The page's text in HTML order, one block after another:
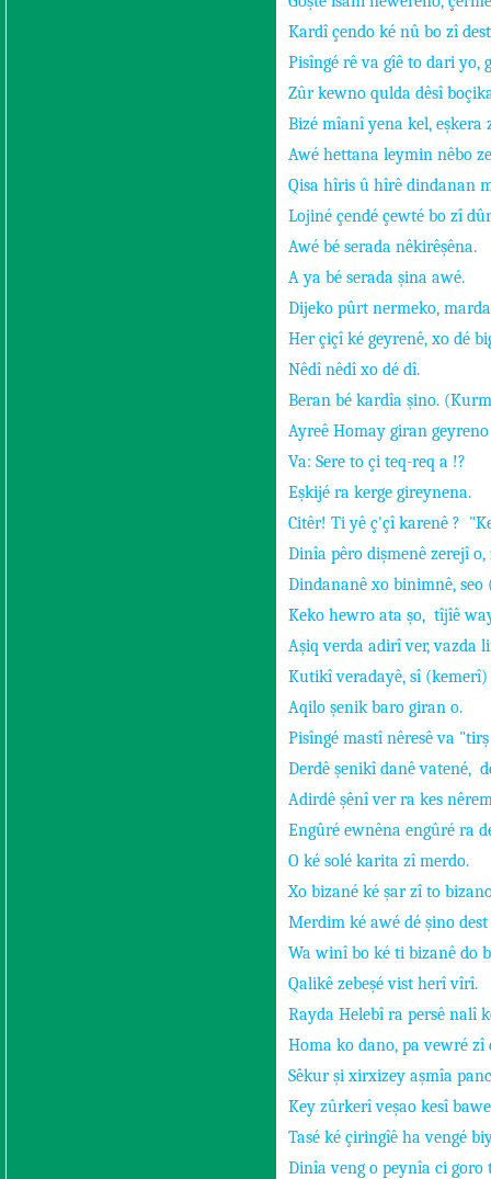
Kardî çendo ké nû bo zî
Pisîngé rê va gîê to dari yo,
Zûr kewno qulda dêsî
Bizé mîanî yena kel, eşkera
Awé hettana leymin nêbo
Qisa hîris û hîrê dindanan
Lojiné çendé çewté bo zî
Awé bé serada nêkirêşêna.
A ya bé serada şina awé.
Dijeko pûrt nermeko,
Her çiçî ké geyrenê, xo dé
Nêdî nêdî xo dé dî.
Beran bé kardîa şino.
Ayreê Homay giran
Va: Sere to çi teq-req a !?
Eşkijé ra kerge gireynena.
Citêr! Ti yê ç'çî karenê ?
Dinîa pêro dişmenê zerejî
Dindananê xo binimnê, seo
Keko hewro ata şo, tîjîê
Aşiq verda adirî ver, vazda
Kutikî veradayê, sî (kemerî)
Aqilo şenik baro giran o.
Pisîngé mastî nêresê va
Derdê şenikî danê vatené,
Adirdê şênî ver ra kes
Engûré ewnêna engûré ra
O ké solé karita zî merdo.
Xo bizané ké şar zî to
Merdim ké awé dé şino
Wa winî bo ké ti bizanê do
Qalikê zebeşé vist herî vîrî.
Rayda Helebî ra persê nalî
Homa ko dano, pa vewré zî
Sêkur şi xirxizey aşmîa
Key zûrkerî veşao kesî
Tasé ké çiringîê ha vengé
Dinîa veng o peynîa ci goro